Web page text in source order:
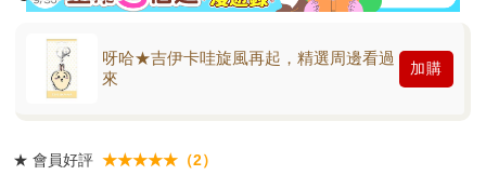
呀哈★吉伊卡哇旋風再起，精選周邊看過
來
加購
★ 會員好評 ★★★★★（2）